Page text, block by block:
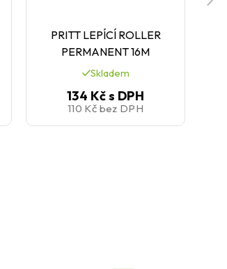
PRITT LEPÍCÍ ROLLER
PERMANENT 16M
Skladem
134 Kčs DPH
110 Kč bez DPH